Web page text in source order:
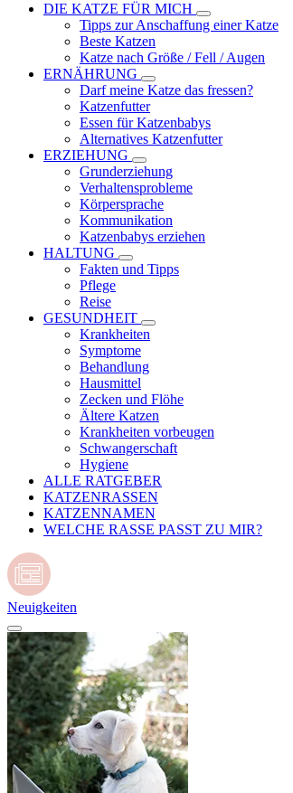
DIE KATZE FÜR MICH
Tipps zur Anschaffung einer Katze
Beste Katzen
Katze nach Größe / Fell / Augen
ERNÄHRUNG
Darf meine Katze das fressen?
Katzenfutter
Essen für Katzenbabys
Alternatives Katzenfutter
ERZIEHUNG
Grunderziehung
Verhaltensprobleme
Körpersprache
Kommunikation
Katzenbabys erziehen
HALTUNG
Fakten und Tipps
Pflege
Reise
GESUNDHEIT
Krankheiten
Symptome
Behandlung
Hausmittel
Zecken und Flöhe
Ältere Katzen
Krankheiten vorbeugen
Schwangerschaft
Hygiene
ALLE RATGEBER
KATZENRASSEN
KATZENNAMEN
WELCHE RASSE PASST ZU MIR?
Neuigkeiten